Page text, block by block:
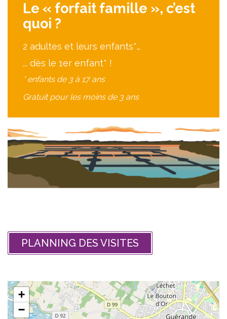
Le « forfait famille », c’est
quoi ?
2 adultes et leurs enfants*…
... dès le 1er enfant* !
* enfants de 3 à 17 ans
Gratuit pour les moins de 3 ans
PLANNING DES VISITES
+
−